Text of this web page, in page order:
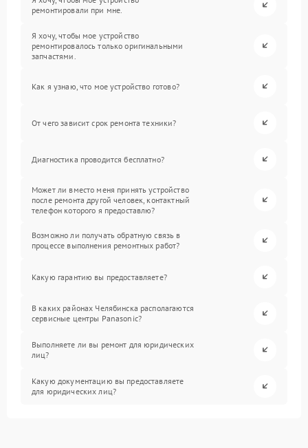
ремонтировали при мне.
Я хочу, чтобы мое устройство
ремонтировалось только оригинальными
запчастями.
Как я узнаю, что мое устройство готово?
От чего зависит срок ремонта техники?
Диагностика проводится бесплатно?
Может ли вместо меня принять устройство
после ремонта другой человек, контактный
телефон которого я предоставлю?
Возможно ли получать обратную связь в
процессе выполнения ремонтных работ?
Какую гарантию вы предоставляете?
В каких районах Челябинска располагаются
сервисные центры Panasonic?
Выполняете ли вы ремонт для юридических
лиц?
Какую документацию вы предоставляете
для юридических лиц?